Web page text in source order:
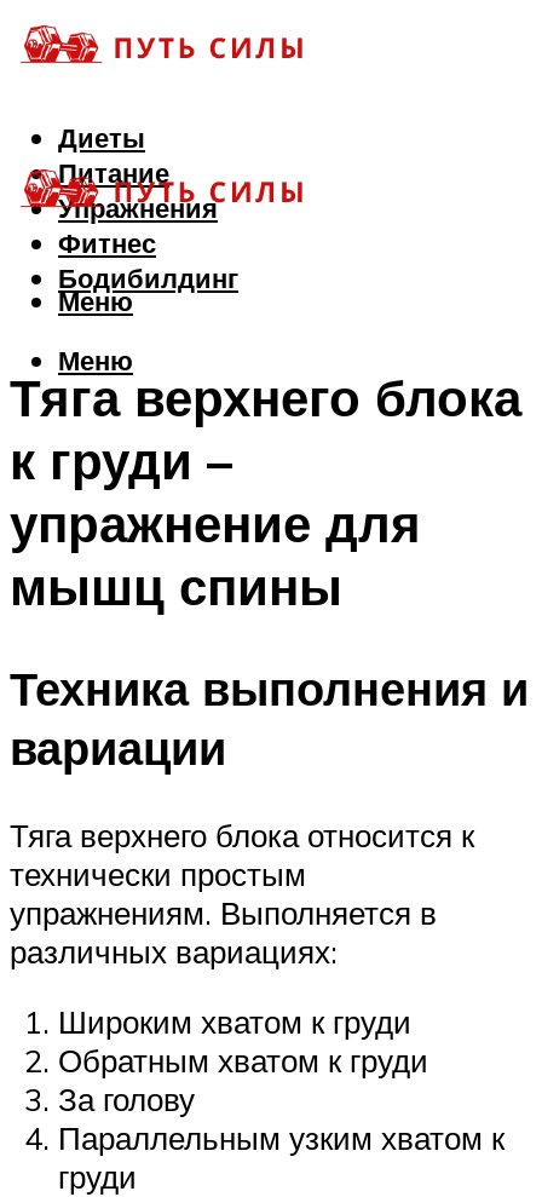
Диеты
Питание
Упражнения
Фитнес
Бодибилдинг
Меню
Меню
Тяга верхнего блока
к груди –
упражнение для
мышц спины
Техника выполнения и
вариации
Тяга верхнего блока относится к
технически простым
упражнениям. Выполняется в
различных вариациях:
Широким хватом к груди
Обратным хватом к груди
За голову
Параллельным узким хватом к
груди